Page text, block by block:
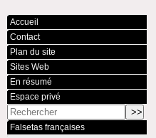
Accueil
Contact
Plan du site
Sites Web
En résumé
Espace privé
Falsetas françaises